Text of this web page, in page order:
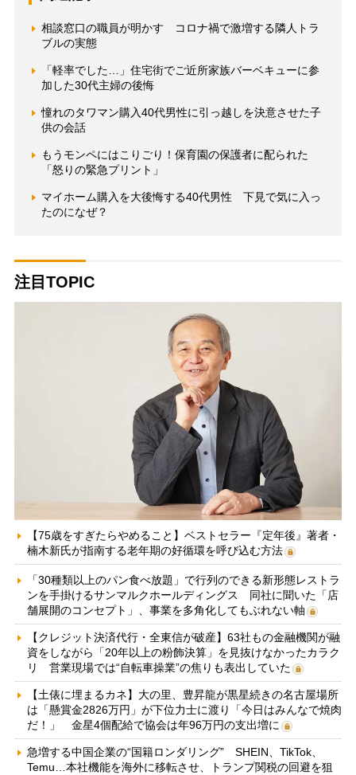
相談窓口の職員が明かす コロナ禍で激増する隣人トラ
ブルの実態
「軽率でした…」住宅街でご近所家族バーベキューに参
加した30代主婦の後悔
憧れのタワマン購入40代男性に引っ越しを決意させた子
供の会話
もうモンペにはこりごり！保育園の保護者に配られた
「怒りの緊急プリント」
マイホーム購入を大後悔する40代男性 下見で気に入っ
たのになぜ？
注目TOPIC
【75歳をすぎたらやめること】ベストセラー『定年後』著者・
楠木新氏が指南する老年期の好循環を呼び込む方法
「30種類以上のパン食べ放題」で行列のできる新形態レストラ
ンを手掛けるサンマルクホールディングス 同社に聞いた「店
舗展開のコンセプト」、事業を多角化してもぶれない軸
【クレジット決済代行・全東信が破産】63社もの金融機関が融
資をしながら「20年以上の粉飾決算」を見抜けなかったカラク
リ 営業現場では“自転車操業”の焦りも表出していた
【土俵に埋まるカネ】大の里、豊昇龍が黒星続きの名古屋場所
は「懸賞金2826万円」が下位力士に渡り「今日はみんなで焼肉
だ！」 金星4個配給で協会は年96万円の支出増に
急増する中国企業の“国籍ロンダリング” SHEIN、TikTok、
Temu…本社機能を海外に移転させ、トランプ関税の回避を狙